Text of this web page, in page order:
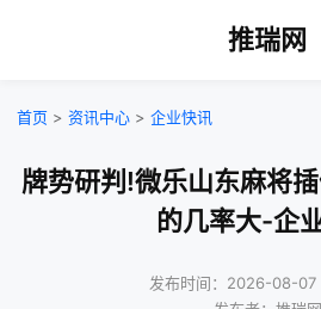
推瑞网
首页 > 资讯中心 > 企业快讯
牌势研判!微乐山东麻将
的几率大-企
发布时间：2026-08-07